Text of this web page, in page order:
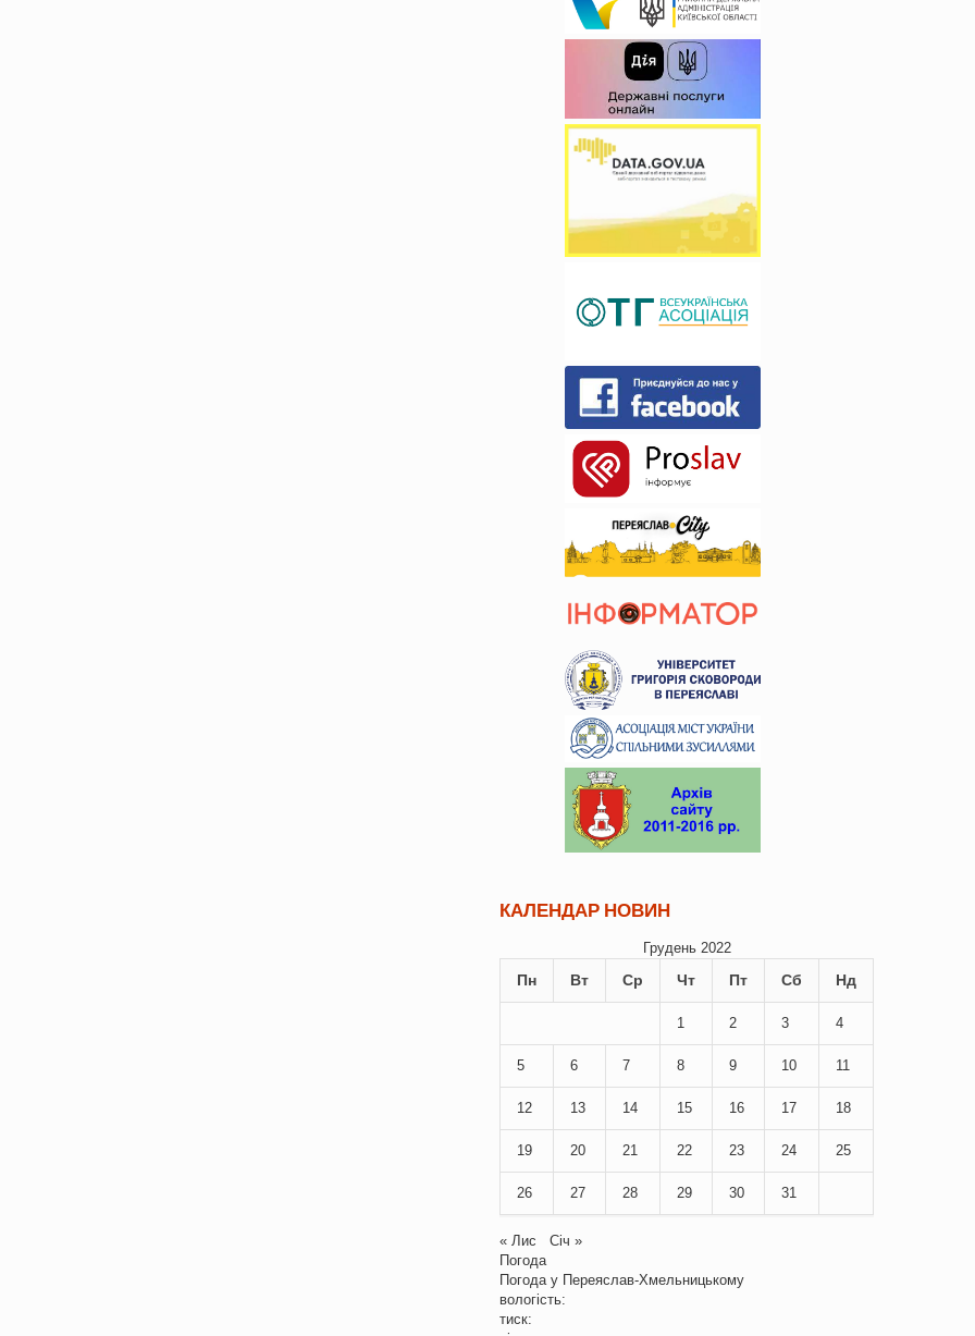
КАЛЕНДАР НОВИН
Грудень 2022
Пн Вт Ср Чт Пт Сб Нд
1 2 3 4
5 6 7 8 9 10 11
12 13 14 15 16 17 18
19 20 21 22 23 24 25
26 27 28 29 30 31
« Лис
Січ »
Погода
Погода у Переяслав-Хмельницькому
вологість:
тиск: